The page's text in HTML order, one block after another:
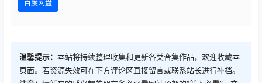
百度网盘
温馨提示： 本站将持续整理收集和更新各类合集作品，欢迎收藏本
页面。若资源失效可在下方评论区直接留言或联系站长进行补档。